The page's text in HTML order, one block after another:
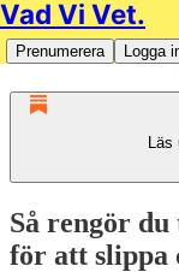
Vad Vi Vet.
Prenumerera Logga
Läs
Så rengör
för att slippa